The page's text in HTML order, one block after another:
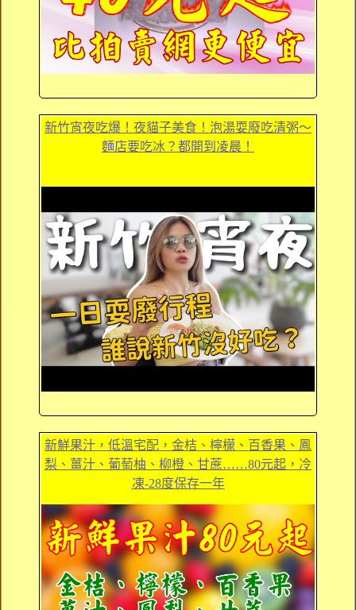
新竹宵夜吃爆！夜貓子美食！泡湯耍廢吃清粥～
麵店要吃冰？都開到凌晨！
新鮮果汁，低溫宅配，金桔、檸檬、百香果、鳳
梨、薑汁、葡萄柚、柳橙、甘蔗……80元起，冷
凍-28度保存一年